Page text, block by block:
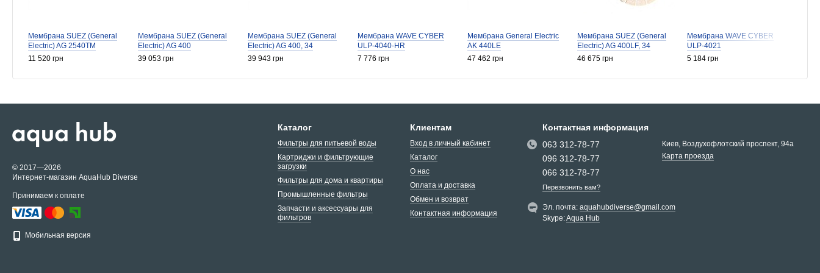
Мембрана SUEZ (General
Electric) AG 2540TM
11 520 грн
Мембрана SUEZ (General
Electric) AG 400
39 053 грн
Мембрана SUEZ (General
Electric) AG 400, 34
39 943 грн
Мембрана WAVE CYBER
ULP-4040-HR
7 776 грн
Мембрана General Electric
AK 440LE
47 462 грн
Мембрана SUEZ (General
Electric) AG 400LF, 34
46 675 грн
Мембрана WAVE CYBER
ULP-4021
5 184 грн
© 2017—2026
Интернет-магазин AquaHub Diverse
Принимаем к оплате
Мобильная версия
Каталог
Фильтры для питьевой воды
Картриджи и фильтрующие
загрузки
Фильтры для дома и квартиры
Промышленные фильтры
Запчасти и аксессуары для
фильтров
Клиентам
Вход в личный кабинет
Каталог
О нас
Оплата и доставка
Обмен и возврат
Контактная информация
Контактная информация
063 312-78-77
096 312-78-77
066 312-78-77
Перезвонить вам?
Киев, Воздухофлотский проспект, 94a
Карта проезда
Эл. почта:aquahubdiverse@gmail.com
Skype:Aqua Hub